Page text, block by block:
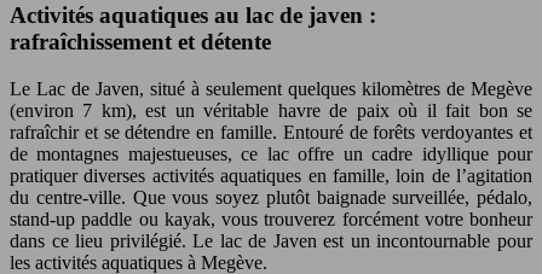
Activités aquatiques au lac de javen :
rafraîchissement et détente
Le Lac de Javen, situé à seulement quelques kilomètres de Megève
(environ 7 km), est un véritable havre de paix où il fait bon se
rafraîchir et se détendre en famille. Entouré de forêts verdoyantes et
de montagnes majestueuses, ce lac offre un cadre idyllique pour
pratiquer diverses activités aquatiques en famille, loin de l’agitation
du centre-ville. Que vous soyez plutôt baignade surveillée, pédalo,
stand-up paddle ou kayak, vous trouverez forcément votre bonheur
dans ce lieu privilégié. Le lac de Javen est un incontournable pour
les activités aquatiques à Megève.